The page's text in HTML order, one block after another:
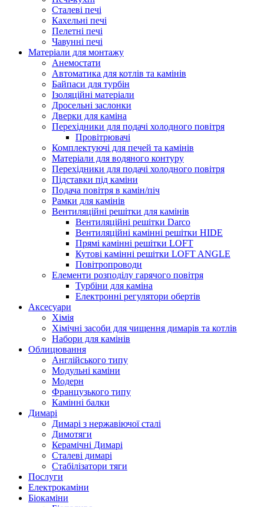
Сталеві печі
Кахельні печі
Пелетні печі
Чавунні печі
Матеріали для монтажу
Анемостати
Автоматика для котлів та камінів
Байпаси для турбін
Ізоляційні матеріали
Дросельні заслонки
Дверки для каміна
Перехідники для подачі холодного повітря
Провітрювачі
Комплектуючі для печей та камінів
Матеріали для водяного контуру
Перехідники для подачі холодного повітря
Підставки під каміни
Подача повітря в камін/піч
Рамки для камінів
Вентиляційні решітки для камінів
Вентиляційні решітки Darco
Вентиляційні камінні решітки HIDE
Прямі камінні решітки LOFT
Кутові камінні решітки LOFT ANGLE
Повітропроводи
Елементи розподілу гарячого повітря
Турбіни для каміна
Електронні регулятори обертів
Аксесуари
Хімія
Хімічні засоби для чищення димарів та котлів
Набори для камінів
Облицювання
Англійського типу
Модульні каміни
Модерн
Французького типу
Камінні балки
Димарі
Димарі з нержавіючої сталі
Димотяги
Керамічні Димарі
Сталеві димарі
Стабілізатори тяги
Послуги
Електрокаміни
Біокаміни